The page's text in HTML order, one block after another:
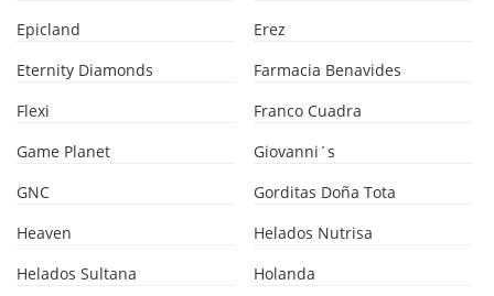
Epicland
Erez
Eternity Diamonds
Farmacia Benavides
Flexi
Franco Cuadra
Game Planet
Giovanni´s
GNC
Gorditas Doña Tota
Heaven
Helados Nutrisa
Helados Sultana
Holanda